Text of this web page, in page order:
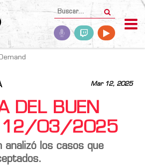
Mar 12, 2025
DEL BUEN
12/03/2025
analizó los casos que